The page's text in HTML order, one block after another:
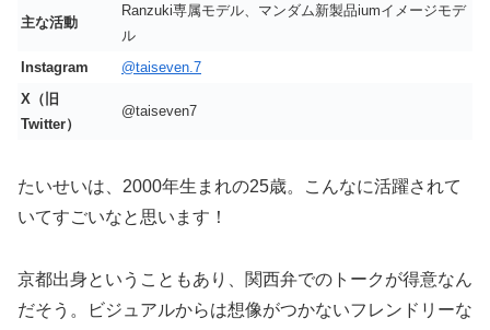
主な活動
Ranzuki専属モデル、マンダム新製品iumイメージモデ
ル
Instagram
@taiseven.7
X（旧
Twitter）
@taiseven7
たいせいは、2000年生まれの25歳。こんなに活躍されて
いてすごいなと思います！
京都出身ということもあり、関西弁でのトークが得意なん
だそう。ビジュアルからは想像がつかないフレンドリーな